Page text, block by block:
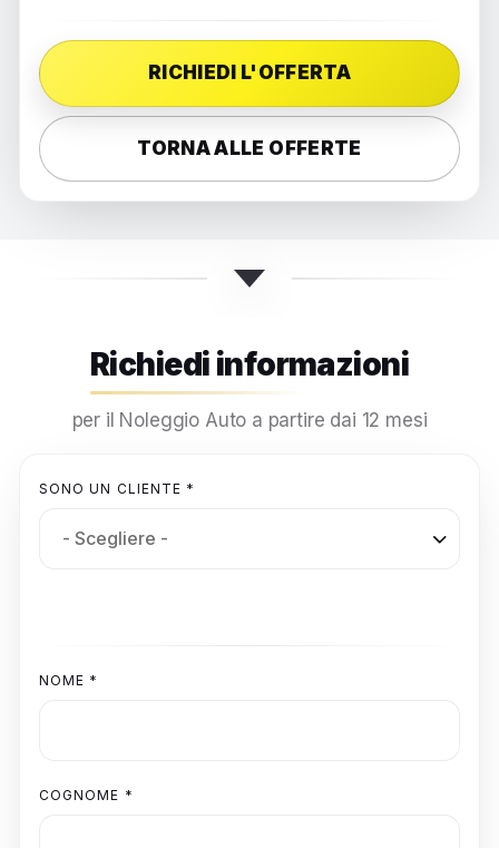
RICHIEDI L'OFFERTA
TORNA ALLE OFFERTE
Richiedi informazioni
per il Noleggio Auto a partire dai 12 mesi
SONO UN CLIENTE *
NOME *
COGNOME *